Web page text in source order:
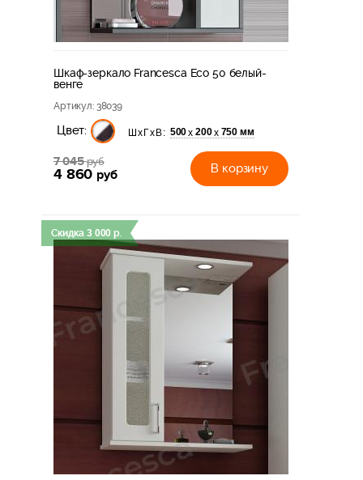
Шкаф-зеркало Francesca Eco 50 белый-
венге
Артикул: 38039
Цвет: ШхГхВ: 500х 200х 750 мм
7 045руб
4 860 руб В корзину
Скидка 3 000 р.